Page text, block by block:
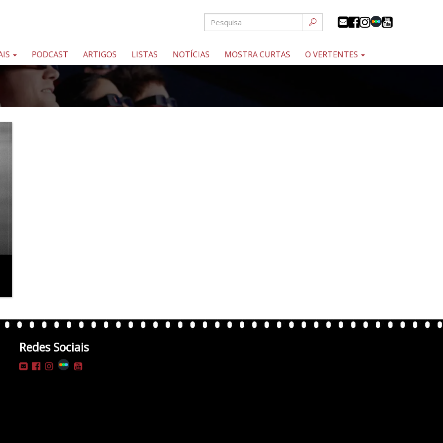
PODCAST ARTIGOS LISTAS NOTÍCIAS MOSTRA CURTAS O VERTENTES
Redes Sociais